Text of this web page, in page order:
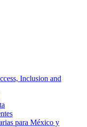
Inclusion and
para México y